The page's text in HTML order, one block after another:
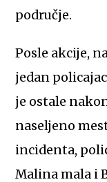
područje.
Posle akcije,
jedan
je ostale
naseljeno
incidenta,
Malina mala i